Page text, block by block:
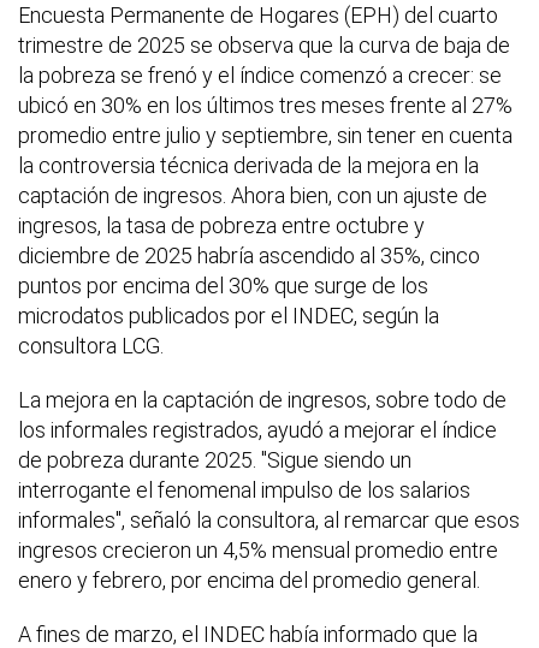
Encuesta Permanente de Hogares (EPH) del cuarto
trimestre de 2025 se observa que la curva de baja de
la pobreza se frenó y el índice comenzó a crecer: se
ubicó en 30% en los últimos tres meses frente al 27%
promedio entre julio y septiembre, sin tener en cuenta
la controversia técnica derivada de la mejora en la
captación de ingresos. Ahora bien, con un ajuste de
ingresos, la tasa de pobreza entre octubre y
diciembre de 2025 habría ascendido al 35%, cinco
puntos por encima del 30% que surge de los
microdatos publicados por el INDEC, según la
consultora LCG.
La mejora en la captación de ingresos, sobre todo de
los informales registrados, ayudó a mejorar el índice
de pobreza durante 2025. "Sigue siendo un
interrogante el fenomenal impulso de los salarios
informales", señaló la consultora, al remarcar que esos
ingresos crecieron un 4,5% mensual promedio entre
enero y febrero, por encima del promedio general.
A fines de marzo, el INDEC había informado que la